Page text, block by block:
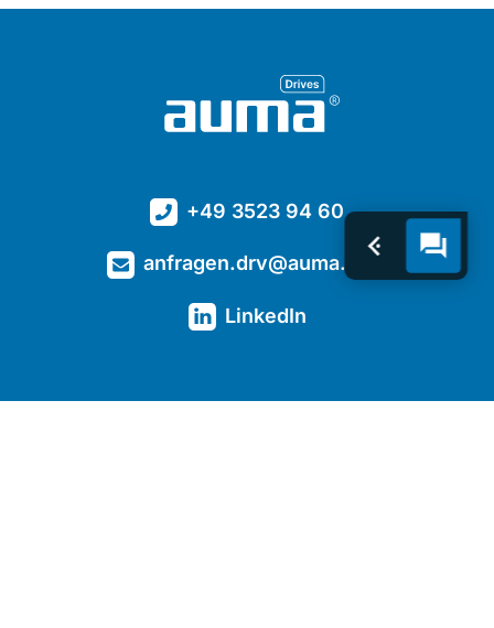
+49 3523 94 60
anfragen.drv@auma.com
LinkedIn